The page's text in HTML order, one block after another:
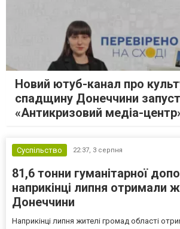
Новий ютуб-канал про
спадщину Донеччини
«Антикризовий медіа-
Суспільство 22:37, 3 серпня
81,6 тонни гуманітарної
наприкінці липня отримали
Донеччини
Наприкінці липня жителі громад області